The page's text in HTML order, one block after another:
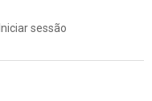
Iniciar sessão